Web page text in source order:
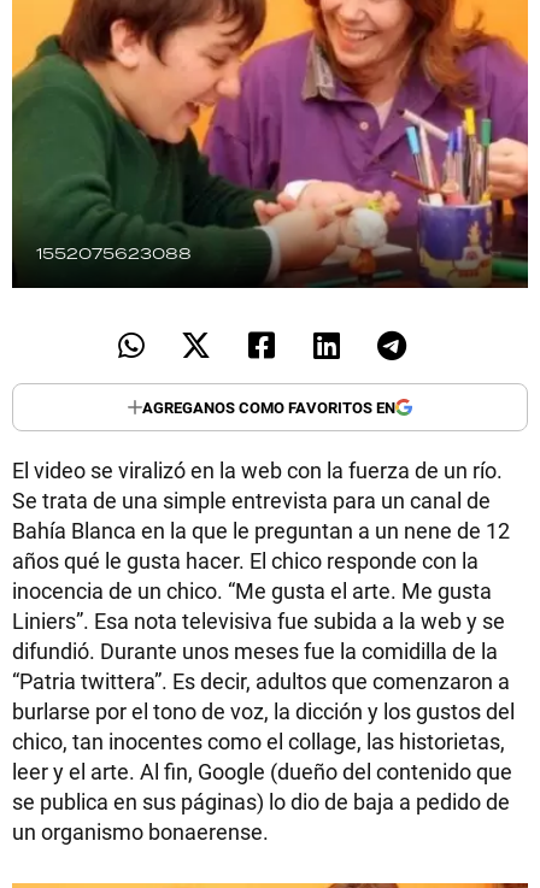
1552075623088
AGREGANOS COMO FAVORITOS EN
El video se viralizó en la web con la fuerza de un río.
Se trata de una simple entrevista para un canal de
Bahía Blanca en la que le preguntan a un nene de 12
años qué le gusta hacer. El chico responde con la
inocencia de un chico. “Me gusta el arte. Me gusta
Liniers”. Esa nota televisiva fue subida a la web y se
difundió. Durante unos meses fue la comidilla de la
“Patria twittera”. Es decir, adultos que comenzaron a
burlarse por el tono de voz, la dicción y los gustos del
chico, tan inocentes como el collage, las historietas,
leer y el arte. Al fin, Google (dueño del contenido que
se publica en sus páginas) lo dio de baja a pedido de
un organismo bonaerense.